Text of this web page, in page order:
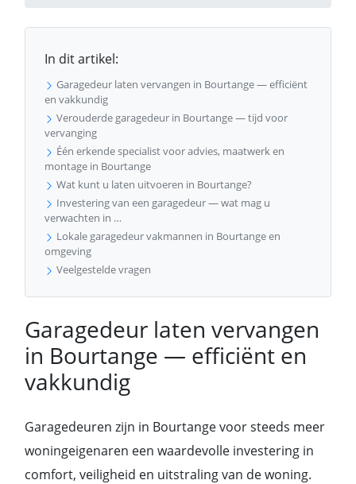
In dit artikel:
Garagedeur laten vervangen in Bourtange — efficiënt
en vakkundig
Verouderde garagedeur in Bourtange — tijd voor
vervanging
Één erkende specialist voor advies, maatwerk en
montage in Bourtange
Wat kunt u laten uitvoeren in Bourtange?
Investering van een garagedeur — wat mag u
verwachten in …
Lokale garagedeur vakmannen in Bourtange en
omgeving
Veelgestelde vragen
Garagedeur laten vervangen
in Bourtange — efficiënt en
vakkundig
Garagedeuren zijn in Bourtange voor steeds meer
woningeigenaren een waardevolle investering in
comfort, veiligheid en uitstraling van de woning.